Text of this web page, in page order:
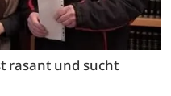
rasant und sucht